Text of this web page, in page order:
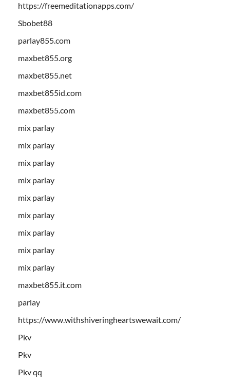
https://freemeditationapps.com/
Sbobet88
parlay855.com
maxbet855.org
maxbet855.net
maxbet855id.com
maxbet855.com
mix parlay
mix parlay
mix parlay
mix parlay
mix parlay
mix parlay
mix parlay
mix parlay
mix parlay
maxbet855.it.com
parlay
https://www.withshiveringheartswewait.com/
Pkv
Pkv
Pkv qq